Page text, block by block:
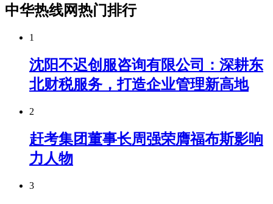
中华热线网热门排行
1
沈阳不迟创服咨询有限公司：深耕东
北财税服务，打造企业管理新高地
2
赶考集团董事长周强荣膺福布斯影响
力人物
3